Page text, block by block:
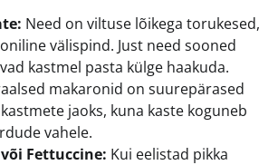
Need on viltuse lõikega torukesed,
välispind. Just need sooned
kastmel pasta külge haakuda.
makaronid on suurepärased
jaoks, kuna kaste koguneb
vahele.
Fettuccine: Kui eelistad pikka